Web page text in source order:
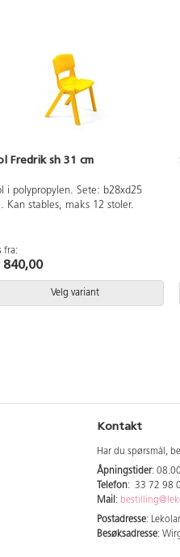
Fredrik sh 31 cm
i polypropylen. Sete: b28xd25
Kan stables, maks 12 stoler.
fra:
840,00
Velg variant
Kontakt
Har du spørsmål,
Åpningstider:
Telefon: 33 72 98
Mail :
Postadresse:
Besøksadresse: